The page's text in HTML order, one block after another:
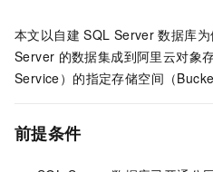
本文以自建 SQL Server 数据库
Server 的数据集成到阿里云对象
Service）的指定存储空间（
前提条件